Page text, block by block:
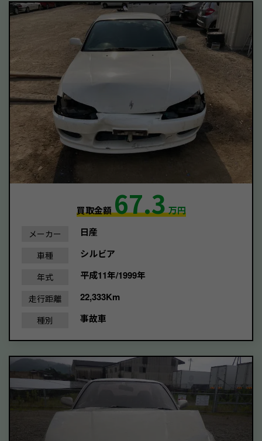
買取金額67.3万円
メーカー 日産
車種 シルビア
年式 平成11年/1999年
走行距離 22,333Km
種別 事故車